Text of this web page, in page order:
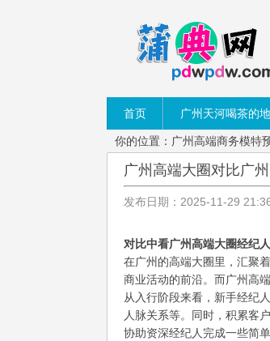
首页 广州天河喝茶的
你的位置： 广州高端商务模特
广州高端大圈对比广
发布日期：2025-11-29
对比中看广州高端大圈经纪
在广州的高端大圈里，汇聚
商业活动的前沿。而广州高
从入行阶段来看，新手经纪
人脉关系等。同时，积累客
协助资深经纪人完成一些简